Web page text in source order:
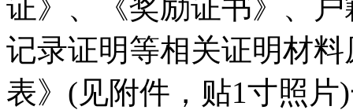
证》、《奖励证书》、
记录证明等相关证明材
表》(见附件，贴1寸照片